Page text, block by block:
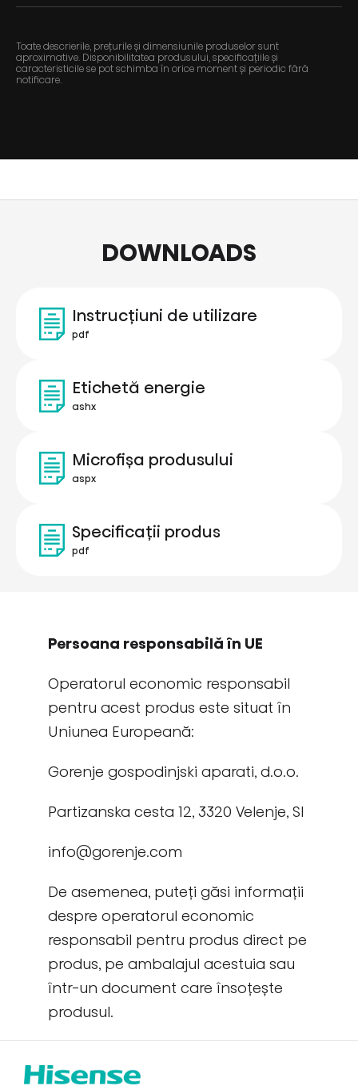
Toate descrierile, prețurile și dimensiunile produselor sunt
aproximative. Disponibilitatea produsului, specificațiile și
caracteristicile se pot schimba în orice moment și periodic fără
notificare.
DOWNLOADS
Instrucțiuni de utilizare
pdf
Etichetă energie
ashx
Microfișa produsului
aspx
Specificații produs
pdf
Persoana responsabilă în UE
Operatorul economic responsabil
pentru acest produs este situat în
Uniunea Europeană:
Gorenje gospodinjski aparati, d.o.o.
Partizanska cesta 12, 3320 Velenje, SI
info@gorenje.com
De asemenea, puteți găsi informații
despre operatorul economic
responsabil pentru produs direct pe
produs, pe ambalajul acestuia sau
într-un document care însoțește
produsul.